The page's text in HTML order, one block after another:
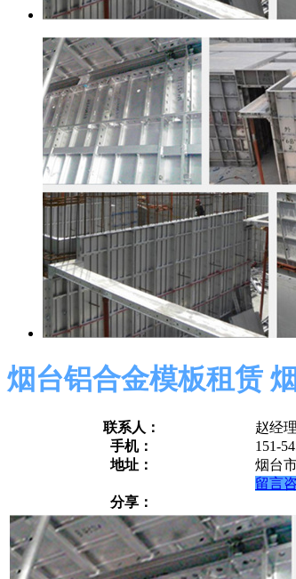
烟台铝合金模板租赁
联系人：
赵经理
手机：
151-
地址：
烟台
留言
分享：